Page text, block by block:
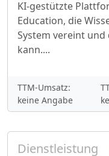
KI-gestützte
Education, die
System vereint
kann....
TTM-Umsatz:
keine Angabe
Dienstleistung